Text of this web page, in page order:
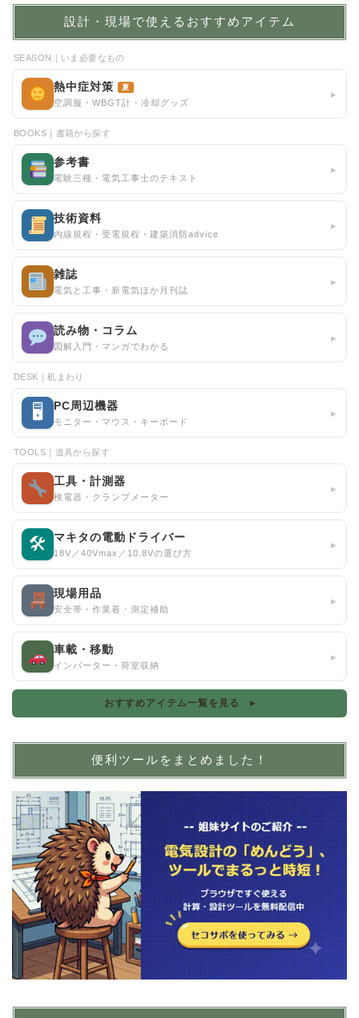
設計・現場で使えるおすすめアイテム
SEASON｜いま必要なもの
熱中症対策 夏
空調服・WBGT計・冷却グッズ
▸
BOOKS｜書籍から探す
参考書
電験三種・電気工事士のテキスト
▸
技術資料
内線規程・受電規程・建築消防advice
▸
雑誌
電気と工事・新電気ほか月刊誌
▸
読み物・コラム
図解入門・マンガでわかる
▸
DESK｜机まわり
🖥 PC周辺機器
モニター・マウス・キーボード
▸
TOOLS｜道具から探す
工具・計測器
検電器・クランプメーター
▸
🛠 マキタの電動ドライバー
18V／40Vmax／10.8Vの選び方
▸
現場用品
安全帯・作業着・測定補助
▸
車載・移動
インバーター・荷室収納
▸
おすすめアイテム一覧を見る ▸
便利ツールをまとめました！